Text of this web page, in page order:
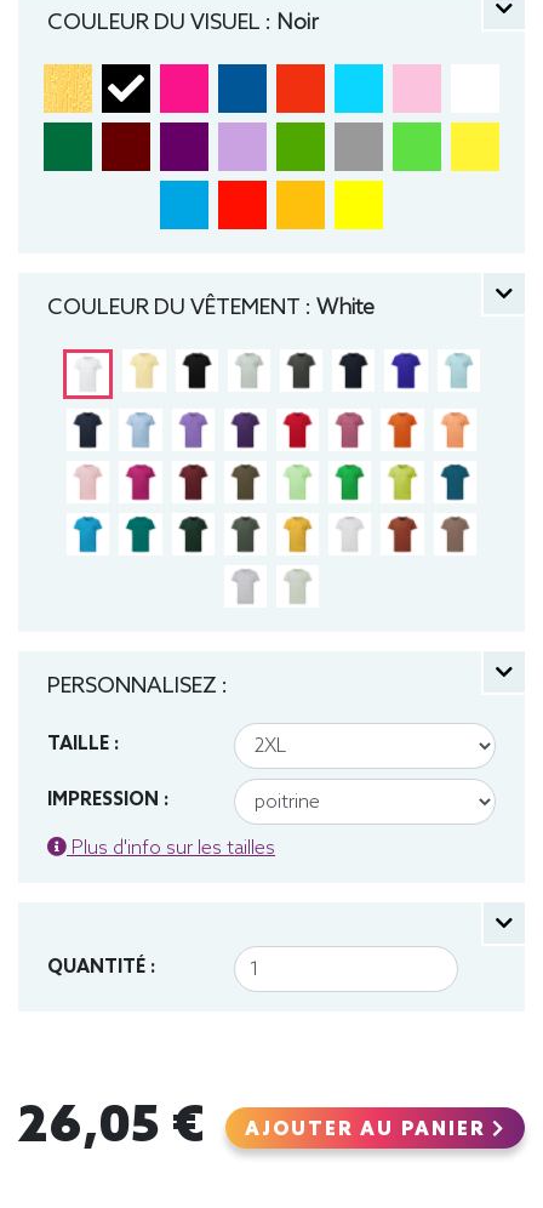
COULEUR DU VISUEL : Noir
COULEUR DU VÊTEMENT : White
PERSONNALISEZ :
TAILLE :
IMPRESSION :
Plus d'info sur les tailles
QUANTITÉ :
26,05 € AJOUTER AU PANIER